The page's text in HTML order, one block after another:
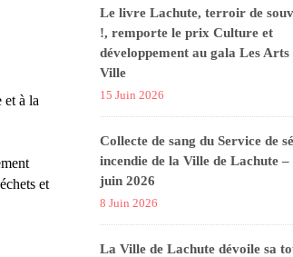
et à la
et
Le livre Lachute, terroir de
!, remporte le prix Culture et
développement au gala Les Arts
Ville
15 Juin 2026
Collecte de sang du Service de
incendie de la Ville de Lachute –
juin 2026
8 Juin 2026
La Ville de Lachute dévoile sa